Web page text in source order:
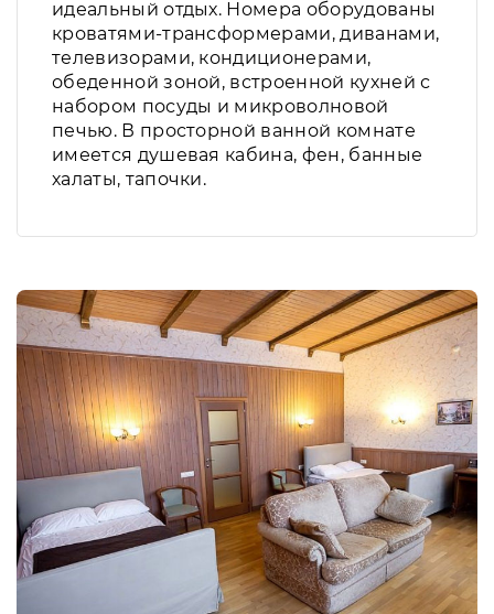
идеальный отдых. Номера оборудованы
кроватями-трансформерами, диванами,
телевизорами, кондиционерами,
обеденной зоной, встроенной кухней с
набором посуды и микроволновой
печью. В просторной ванной комнате
имеется душевая кабина, фен, банные
халаты, тапочки.